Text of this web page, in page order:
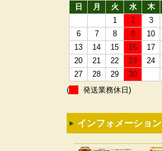
日
月 火 水 木
1
2 3
6
7 8 9 10
13
14 15 16 17
20
21 22 23 24
27
28 29
30
(
発送業務休日)
インフォメーション